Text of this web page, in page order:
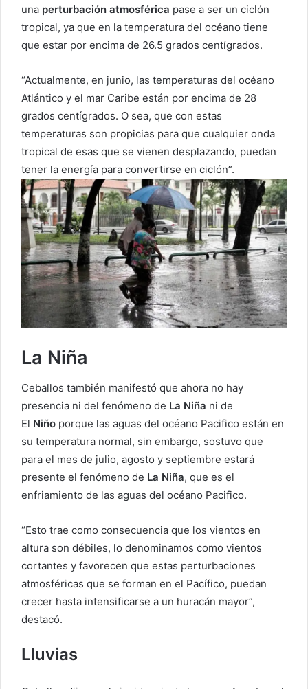
una perturbación atmosférica pase a ser un ciclón
tropical, ya que en la temperatura del océano tiene
que estar por encima de 26.5 grados centígrados.
“Actualmente, en junio, las temperaturas del océano
Atlántico y el mar Caribe están por encima de 28
grados centígrados. O sea, que con estas
temperaturas son propicias para que cualquier onda
tropical de esas que se vienen desplazando, puedan
tener la energía para convertirse en ciclón”.
La Niña
Ceballos también manifestó que ahora no hay
presencia ni del fenómeno de La Niña ni de
El Niño porque las aguas del océano Pacifico están en
su temperatura normal, sin embargo, sostuvo que
para el mes de julio, agosto y septiembre estará
presente el fenómeno de La Niña, que es el
enfriamiento de las aguas del océano Pacifico.
“Esto trae como consecuencia que los vientos en
altura son débiles, lo denominamos como vientos
cortantes y favorecen que estas perturbaciones
atmosféricas que se forman en el Pacífico, puedan
crecer hasta intensificarse a un huracán mayor”,
destacó.
Lluvias